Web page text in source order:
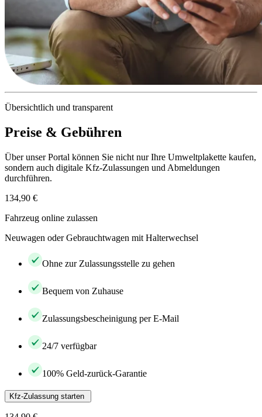
Übersichtlich und transparent
Preise & Gebühren
Über unser Portal können Sie nicht nur Ihre Umweltplakette kaufen,
sondern auch digitale Kfz-Zulassungen und Abmeldungen
durchführen.
134,90 €
Fahrzeug online zulassen
Neuwagen oder Gebrauchtwagen mit Halterwechsel
Ohne zur Zulassungsstelle zu gehen
Bequem von Zuhause
Zulassungsbescheinigung per E-Mail
24/7 verfügbar
100% Geld-zurück-Garantie
Kfz-Zulassung starten